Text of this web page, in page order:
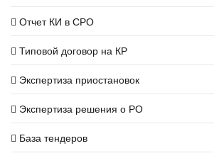
Отчет КИ в СРО
Типовой договор на КР
Экспертиза приостановок
Экспертиза решения о РО
База тендеров